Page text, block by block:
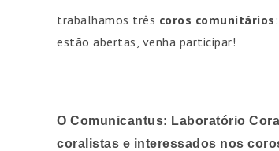
trabalhamos três coros comunitários
estão abertas, venha participar!
O Comunicantus: Laboratório
coralistas e interessados nos